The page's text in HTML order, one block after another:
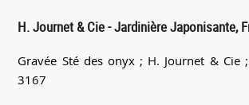
H. Journet & Cie - Jardinière Japonisante,
Gravée Sté des onyx ; H. Journet & Cie
3167